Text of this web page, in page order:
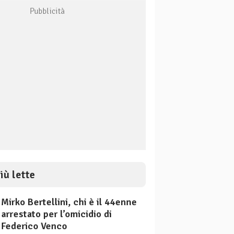
lette
Mirko Bertellini, chi è il 44enne
arrestato per l’omicidio di
Federico Venco